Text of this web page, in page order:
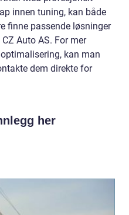
innen tuning, kan både
finne passende løsninger
Auto AS. For mer
kan man
dem direkte for
her